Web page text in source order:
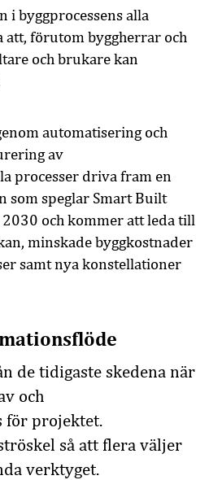
i byggprocessens alla
att, förutom byggherrar och
och brukare kan
automatisering och
av
processer driva fram en
som speglar Smart Built
och kommer att leda till
minskade byggkostnader
samt nya konstellationer
de tidigaste skedena när
och
för projektet.
så att flera väljer
verktyget.